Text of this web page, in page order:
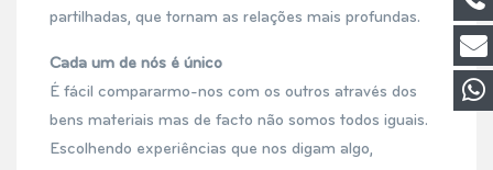
partilhadas, que tornam as relações mais profundas.
Cada um de nós é único
É fácil compararmo-nos com os outros através dos
bens materiais mas de facto não somos todos iguais.
Escolhendo experiências que nos digam algo,